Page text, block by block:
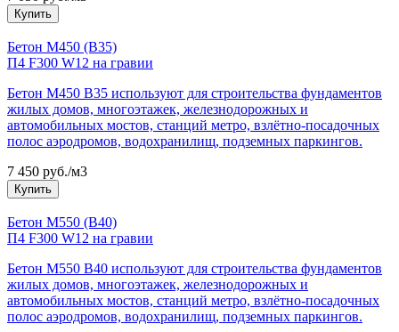
Купить
Бетон М450 (В35)
П4 F300 W12 на гравии
Бетон М450 B35 используют для строительства фундаментов
жилых домов, многоэтажек, железнодорожных и
автомобильных мостов, станций метро, взлётно-посадочных
полос аэродромов, водохранилищ, подземных паркингов.
7 450 руб./м3
Купить
Бетон М550 (B40)
П4 F300 W12 на гравии
Бетон М550 B40 используют для строительства фундаментов
жилых домов, многоэтажек, железнодорожных и
автомобильных мостов, станций метро, взлётно-посадочных
полос аэродромов, водохранилищ, подземных паркингов.